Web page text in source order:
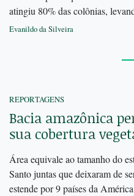
atingiu 80% das colônias,
Evanildo da Silveira
REPORTAGENS
Bacia amazônica
sua cobertura
Área equivale ao tamanho do
Santo juntas que deixaram de
estende por 9 países da